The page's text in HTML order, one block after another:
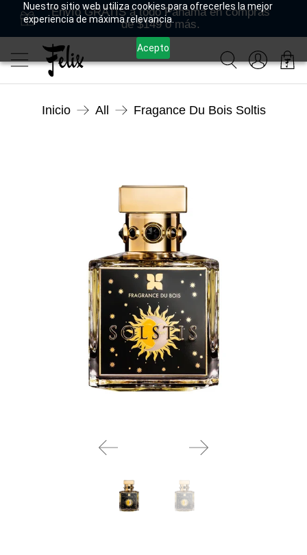
Nuestro sitio web utiliza cookies para ofrecerles la mejor
experiencia de máxima relevancia.
Acepto
Envío GRATIS a todo Panamá en compras
de $149 o más.
Inicio All Fragance Du Bois Soltis